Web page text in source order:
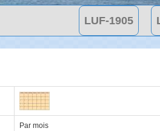
LUF-1905
Par mois